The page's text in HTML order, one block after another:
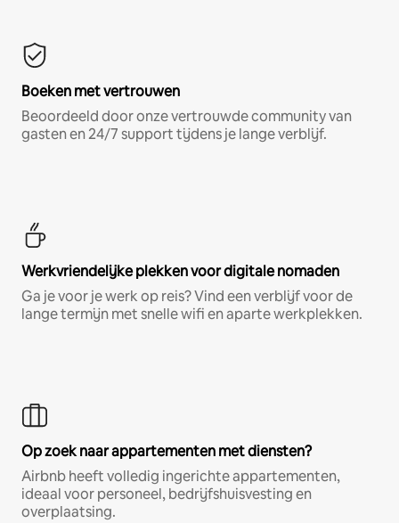
Boeken met vertrouwen
Beoordeeld door onze vertrouwde community van
gasten en 24/7 support tijdens je lange verblijf.
Werkvriendelijke plekken voor digitale nomaden
Ga je voor je werk op reis? Vind een verblijf voor de
lange termijn met snelle wifi en aparte werkplekken.
Op zoek naar appartementen met diensten?
Airbnb heeft volledig ingerichte appartementen,
ideaal voor personeel, bedrijfshuisvesting en
overplaatsing.